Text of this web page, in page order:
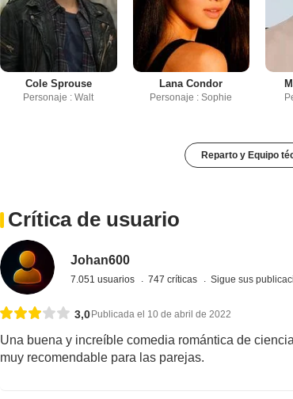
Cole Sprouse
Personaje : Walt
Lana Condor
Personaje : Sophie
Reparto y Equipo
Crítica de usuario
Johan600
7.051 usuarios 747 críticas Sigue sus
3,0 Publicada el 10 de abril de 2022
Una buena y increíble comedia romántica de
muy recomendable para las parejas.